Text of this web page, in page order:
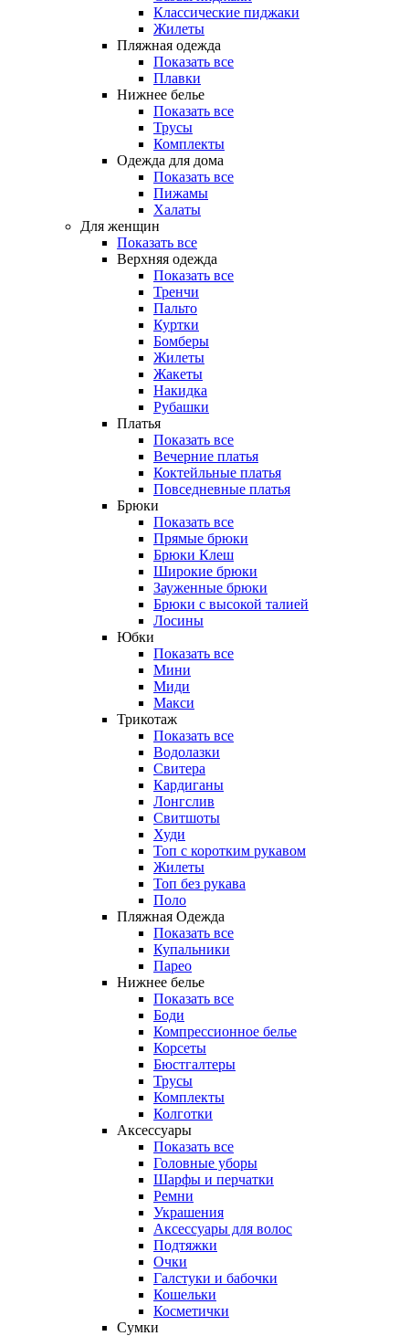
Классические пиджаки
Жилеты
Пляжная одежда
Показать все
Плавки
Нижнее белье
Показать все
Трусы
Комплекты
Одежда для дома
Показать все
Пижамы
Халаты
Для женщин
Показать все
Верхняя одежда
Показать все
Тренчи
Пальто
Куртки
Бомберы
Жилеты
Жакеты
Накидка
Рубашки
Платья
Показать все
Вечерние платья
Коктейльные платья
Повседневные платья
Брюки
Показать все
Прямые брюки
Брюки Клеш
Широкие брюки
Зауженные брюки
Брюки с высокой талией
Лосины
Юбки
Показать все
Мини
Миди
Макси
Трикотаж
Показать все
Водолазки
Свитера
Кардиганы
Лонгслив
Свитшоты
Худи
Топ с коротким рукавом
Жилеты
Топ без рукава
Поло
Пляжная Одежда
Показать все
Купальники
Парео
Нижнее белье
Показать все
Боди
Компрессионное белье
Корсеты
Бюстгалтеры
Трусы
Комплекты
Колготки
Аксессуары
Показать все
Головные уборы
Шарфы и перчатки
Ремни
Украшения
Аксессуары для волос
Подтяжки
Очки
Галстуки и бабочки
Кошельки
Косметички
Сумки